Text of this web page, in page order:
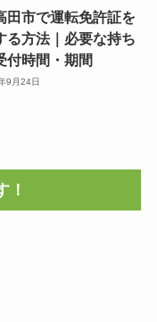
田市で運転免許証を
る方法｜必要な持ち
付時間・期間
9月24日
！